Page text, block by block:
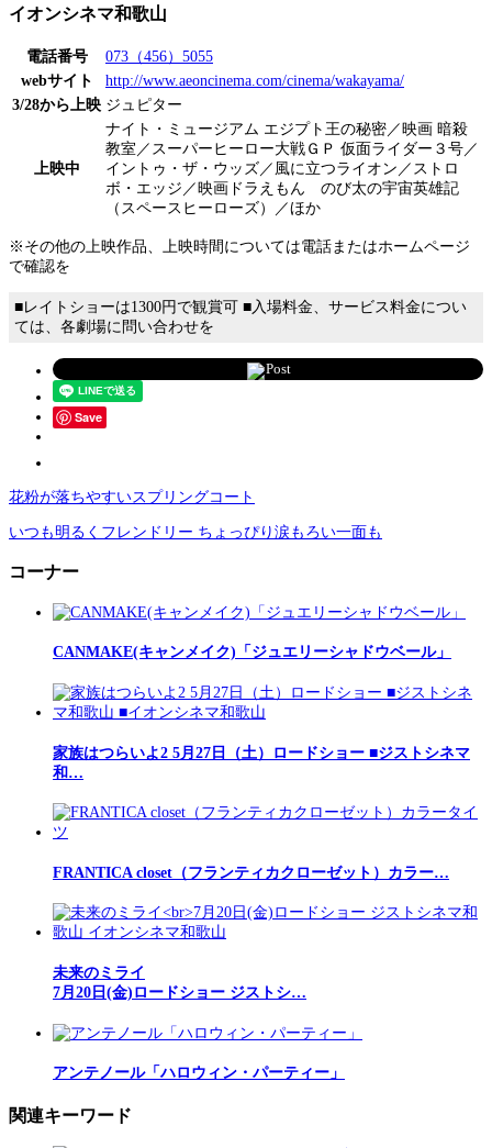
イオンシネマ和歌山
電話番号
073（456）5055
webサイト
http://www.aeoncinema.com/cinema/wakayama/
3/28から上映 ジュピター
上映中
ナイト・ミュージアム エジプト王の秘密／映画 暗殺
教室／スーパーヒーロー大戦ＧＰ 仮面ライダー３号／
イントゥ・ザ・ウッズ／風に立つライオン／ストロ
ボ・エッジ／映画ドラえもん のび太の宇宙英雄記
（スペースヒーローズ）／ほか
※その他の上映作品、上映時間については電話またはホームページ
で確認を
■レイトショーは1300円で観賞可 ■入場料金、サービス料金につい
ては、各劇場に問い合わせを
Post
Save
花粉が落ちやすいスプリングコート
いつも明るくフレンドリー ちょっぴり涙もろい一面も
コーナー
CANMAKE(キャンメイク)「ジュエリーシャドウベール」
家族はつらいよ2 5月27日（土）ロードショー ■ジストシネマ
和…
FRANTICA closet（フランティカクローゼット）カラー…
未来のミライ
7月20日(金)ロードショー ジストシ…
アンテノール「ハロウィン・パーティー」
関連キーワード